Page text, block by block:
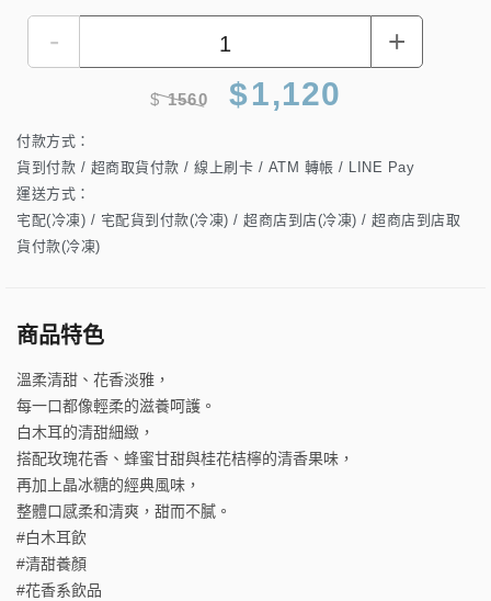
- +
$1560 $1,120
付款方式：
貨到付款 / 超商取貨付款 / 線上刷卡 / ATM 轉帳 / LINE Pay
運送方式：
宅配(冷凍) / 宅配貨到付款(冷凍) / 超商店到店(冷凍) / 超商店到店取
貨付款(冷凍)
商品特色
溫柔清甜、花香淡雅，
每一口都像輕柔的滋養呵護。
白木耳的清甜細緻，
搭配玫瑰花香、蜂蜜甘甜與桂花桔檸的清香果味，
再加上晶冰糖的經典風味，
整體口感柔和清爽，甜而不膩。
#白木耳飲
#清甜養顏
#花香系飲品